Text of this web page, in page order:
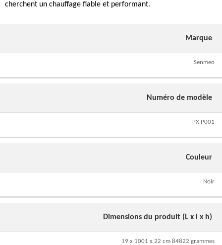
cherchent un chauffage fiable et performant.
Marque
Senmeo
Numéro de modèle
PX-P001
Couleur
Noir
Dimensions du produit (L x l x h)
19 x 1001 x 22 cm 84822 grammes